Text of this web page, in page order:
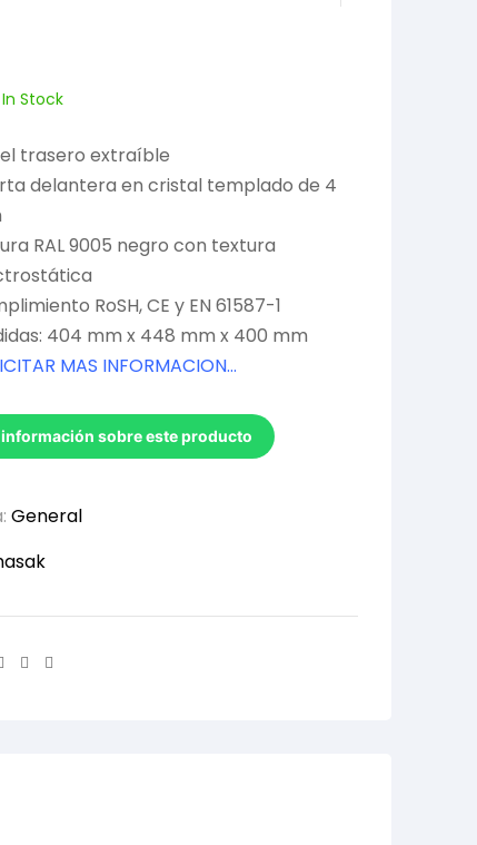
In Stock
trasero extraíble
delantera en cristal templado de 4
RAL 9005 negro con textura
RoSH, CE y EN 61587-1
404 mm x 448 mm x 400 mm
MAS INFORMACION…
sobre este producto
General
TwitterLinkedin